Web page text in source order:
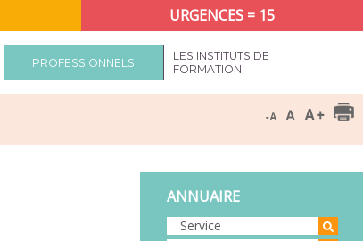
PROFESSIONNELS
LES INSTITUTS DE
FORMATION
URGENCES = 15
ANNUAIRE